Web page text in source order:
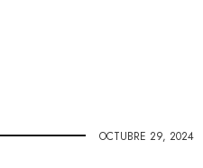
OCTUBRE 29, 2024